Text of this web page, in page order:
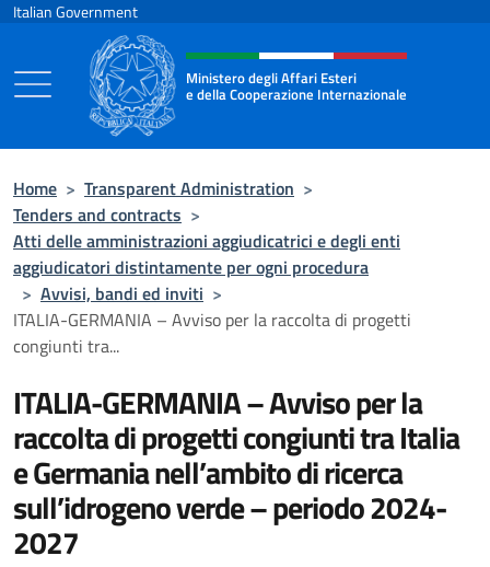
Go to content
Italian Government
Header, social and menu of the
Ministero degli Affari Esteri
e della Cooperazione Internazionale
Home > Transparent Administration >
Tenders and contracts >
Atti delle amministrazioni aggiudicatrici e degli enti
aggiudicatori distintamente per ogni procedura
> Avvisi, bandi ed inviti >
ITALIA-GERMANIA – Avviso per la raccolta di progetti
congiunti tra...
ITALIA-GERMANIA – Avviso per la
raccolta di progetti congiunti tra Italia
e Germania nell’ambito di ricerca
sull’idrogeno verde – periodo 2024-
2027